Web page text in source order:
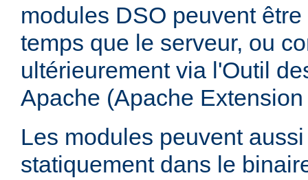
modules DSO peuvent
temps que le serveur, ou
ultérieurement via l'Outil
Apache (Apache
Les modules peuvent
statiquement dans le